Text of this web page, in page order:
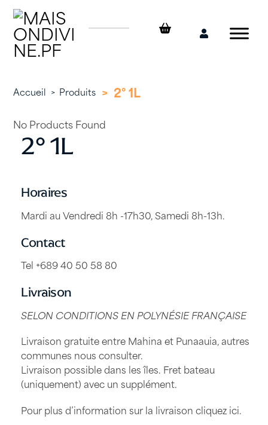
Skip
content
Mon
Accueil > Produits > 2° 1L
2° 1L
Horaires
Mardi au Vendredi 8h -17h30, Samedi 8h-13h.
Contact
Tel +689 40 50 58 80
Livraison
SELON CONDITIONS EN POLYNÉSIE FRANÇAISE
Livraison gratuite entre Mahina et Punaauia, autres
communes nous consulter.
Livraison possible dans les îles. Fret bateau
(uniquement) avec un supplément.
Pour plus d’information sur la livraisoncliquez ici.
No Products Found